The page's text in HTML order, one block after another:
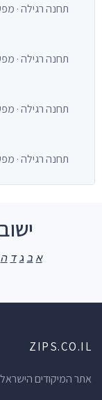
תחנה רגילה · מפעילי אוטובוסים
תחנה רגילה · מפעילי אוטובוסים
תחנה רגילה · מפעילי אוטובוסים
תחנה רגילה · מפעילי אוטובוסים
א ב ג ד ה
ZIPS.CO.IL
אתר המיקודים